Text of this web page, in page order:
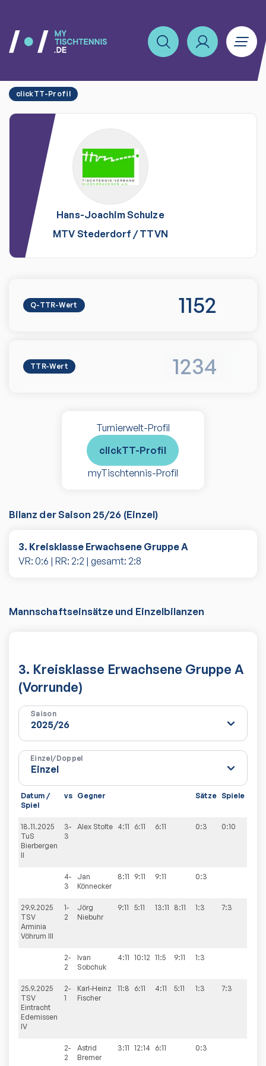
clickTT-Profil
Hans-JoachimSchulze
MTV Stederdorf /TTVN
Q-TTR-Wert 1152
TTR-Wert 1234
Turnierwelt-Profil
clickTT-Profil
myTischtennis-Profil
Bilanz der Saison 25/26 (Einzel)
3. Kreisklasse Erwachsene Gruppe A
VR: 0:6 | RR: 2:2 | gesamt: 2:8
Mannschaftseinsätze und Einzelbilanzen
3. Kreisklasse Erwachsene Gruppe A
(Vorrunde)
Saison
Einzel/Doppel
Datum /
Spiel
vs Gegner Sätze Spiele
18.11.2025
TuS
Bierbergen
II
3-
3
Alex Stolte 4:11 6:11 6:11 0:3 0:10
4-
3
Jan
Könnecker
8:11 9:11 9:11 0:3
29.9.2025
TSV
Arminia
Vöhrum III
1-
2
Jörg
Niebuhr
9:11 5:11 13:11 8:11 1:3 7:3
2-
2
Ivan
Sobchuk
4:11 10:12 11:5 9:11 1:3
25.9.2025
TSV
Eintracht
Edemissen
IV
2-
1
Karl-Heinz
Fischer
11:8 6:11 4:11 5:11 1:3 7:3
2-
2
Astrid
Bremer
3:11 12:14 6:11 0:3